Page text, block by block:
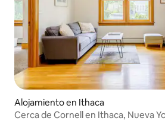
Alojamiento en Ithaca
Cerca de Cornell en Ithaca, Nueva